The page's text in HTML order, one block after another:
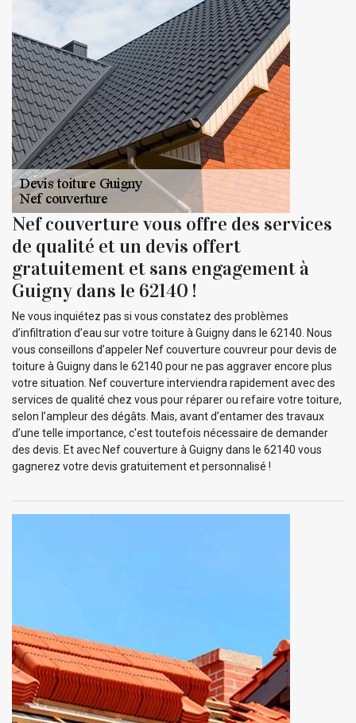
Nef couverture vous offre des services
de qualité et un devis offert
gratuitement et sans engagement à
Guigny dans le 62140 !
Ne vous inquiétez pas si vous constatez des problèmes
d’infiltration d’eau sur votre toiture à Guigny dans le 62140. Nous
vous conseillons d’appeler Nef couverture couvreur pour devis de
toiture à Guigny dans le 62140 pour ne pas aggraver encore plus
votre situation. Nef couverture interviendra rapidement avec des
services de qualité chez vous pour réparer ou refaire votre toiture,
selon l’ampleur des dégâts. Mais, avant d’entamer des travaux
d’une telle importance, c'est toutefois nécessaire de demander
des devis. Et avec Nef couverture à Guigny dans le 62140 vous
gagnerez votre devis gratuitement et personnalisé !